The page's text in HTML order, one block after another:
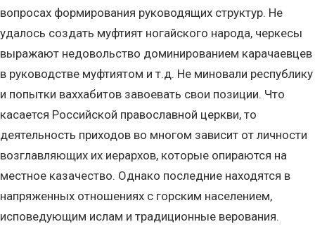
вопросах формирования руководящих структур. Не
удалось создать муфтият ногайского народа, черкесы
выражают недовольство доминированием карачаевцев
в руководстве муфтиятом и т.д. Не миновали республику
и попытки ваххабитов завоевать свои позиции. Что
касается Российской православной церкви, то
деятельность приходов во многом зависит от личности
возглавляющих их иерархов, которые опираются на
местное казачество. Однако последние находятся в
напряженных отношениях с горским населением,
исповедующим ислам и традиционные верования.